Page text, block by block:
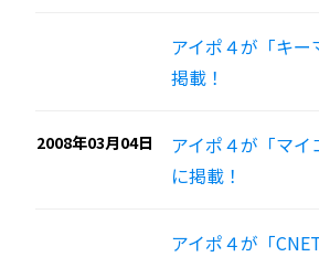
アイポ４が「キ
掲載！
2008年03月04日
アイポ４が「マイ
に掲載！
アイポ４が「